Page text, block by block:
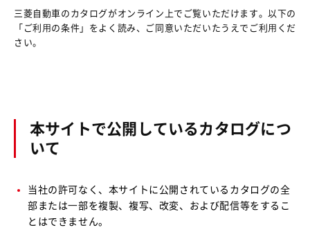
三菱自動車のカタログがオンライン上でご覧いただけます。以下の
「ご利⽤の条件」をよく読み、ご同意いただいたうえでご利⽤くだ
さい。
本サイトで公開しているカタログにつ
いて
当社の許可なく、本サイトに公開されているカタログの全
部または⼀部を複製、複写、改変、および配信等をするこ
とはできません。